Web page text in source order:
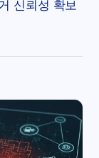
신뢰성 확보